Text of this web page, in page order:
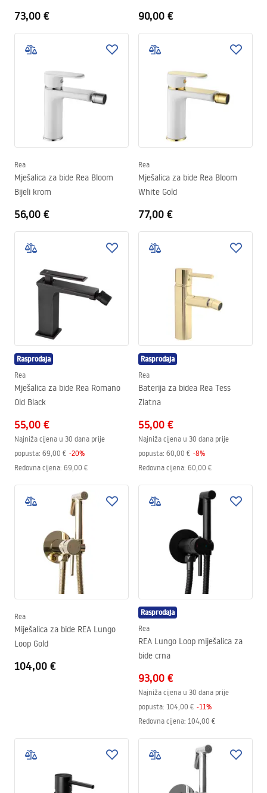
73,00 € 90,00 €
Rea
Mješalica za bide Rea Bloom
Bijeli krom
56,00 €
Rea
Mješalica za bide Rea Bloom
White Gold
77,00 €
Rasprodaja
Rea
Mješalica za bide Rea Romano
Old Black
55,00 €
Najniža cijena u 30 dana prije
popusta: 69,00 € -20%
Redovna cijena: 69,00 €
Rasprodaja
Rea
Baterija za bidea Rea Tess
Zlatna
55,00 €
Najniža cijena u 30 dana prije
popusta: 60,00 € -8%
Redovna cijena: 60,00 €
Rea
Miješalica za bide REA Lungo
Loop Gold
104,00 €
Rasprodaja
Rea
REA Lungo Loop miješalica za
bide crna
93,00 €
Najniža cijena u 30 dana prije
popusta: 104,00 € -11%
Redovna cijena: 104,00 €